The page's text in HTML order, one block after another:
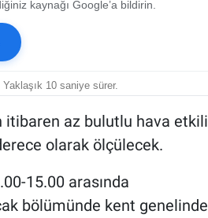
kaynağı Google’a bildirin.
10 saniye sürer.
itibaren az bulutlu hava etkili
olarak ölçülecek.
15.00 arasında
bölümünde kent genelinde